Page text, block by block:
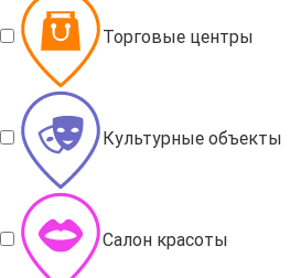
Торговые центры
Культурные объекты
Салон красоты